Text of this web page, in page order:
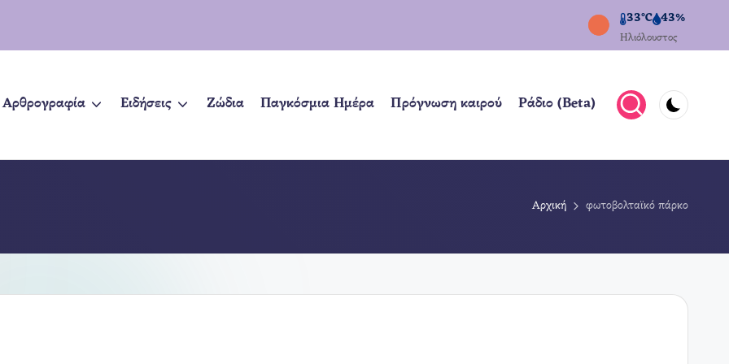
33°C 43%
Ηλιόλουστος
Αρθρογραφία Ειδήσεις Ζώδια Παγκόσμια Ημέρα Πρόγνωση καιρού Ράδιο (Beta)
Αρχική φωτοβολταϊκό πάρκο